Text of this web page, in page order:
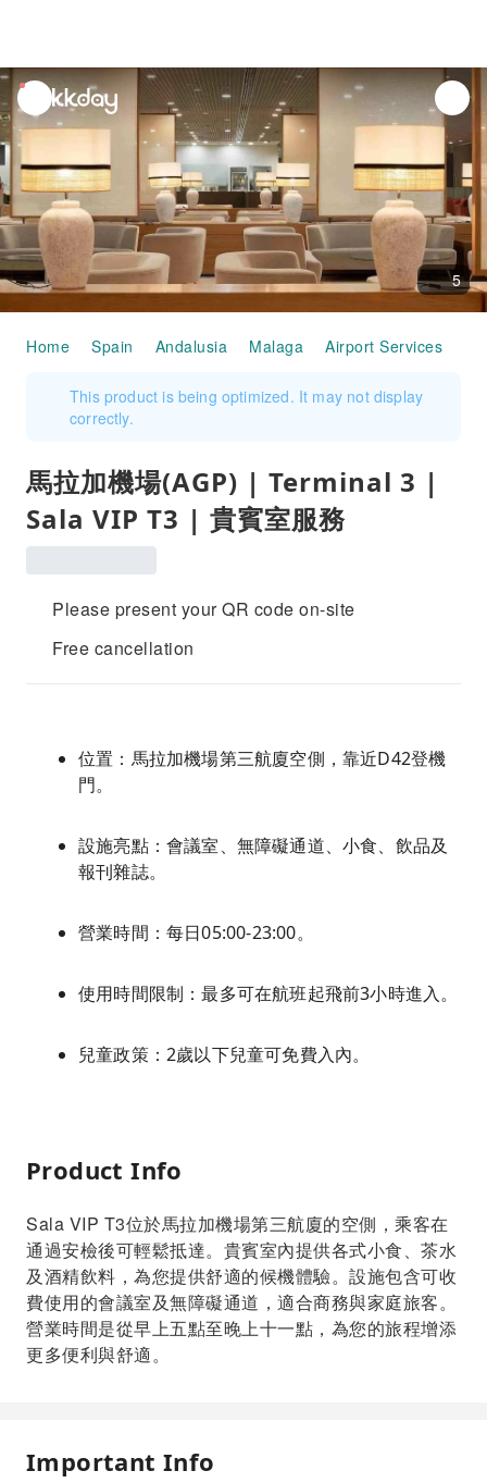
unread
notifications
5
Home Spain Andalusia Malaga Airport Services
This product is being optimized. It may not display
correctly.
馬拉加機場(AGP) | Terminal 3 |
Sala VIP T3 | 貴賓室服務
Please present your QR code on-site
Free cancellation
位置：馬拉加機場第三航廈空側，靠近D42登機
門。
設施亮點：會議室、無障礙通道、小食、飲品及
報刊雜誌。
營業時間：每日05:00-23:00。
使用時間限制：最多可在航班起飛前3小時進入。
兒童政策：2歲以下兒童可免費入內。
Product Info
Sala VIP T3位於馬拉加機場第三航廈的空側，乘客在
通過安檢後可輕鬆抵達。貴賓室內提供各式小食、茶水
及酒精飲料，為您提供舒適的候機體驗。設施包含可收
費使用的會議室及無障礙通道，適合商務與家庭旅客。
營業時間是從早上五點至晚上十一點，為您的旅程增添
更多便利與舒適。
Important Info